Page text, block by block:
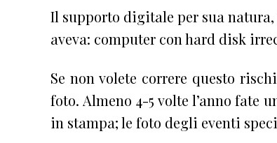
Il supporto digitale per sua natura,
aveva: computer con hard disk
Se non volete correre questo
foto. Almeno 4-5 volte l’anno fate
in stampa; le foto degli eventi